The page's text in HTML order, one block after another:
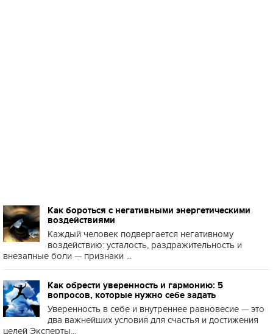
Как бороться с негативными энергетическими
воздействиями
Каждый человек подвергается негативному
воздействию: усталость, раздражительность и
внезапные боли — признаки ...
Как обрести уверенность и гармонию: 5
вопросов, которые нужно себе задать
Уверенность в себе и внутреннее равновесие — это
два важнейших условия для счастья и достижения
целей Эксперты...